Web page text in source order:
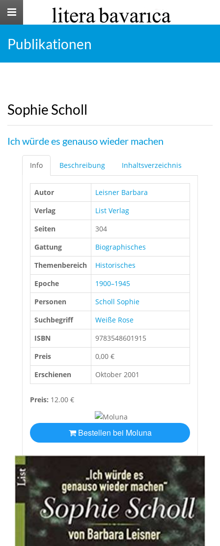
Toggle
Publikationen
Sophie Scholl
Ich würde es genauso wieder machen
Info Beschreibung Inhaltsverzeichnis
Autor
Leisner Barbara
Verlag
List Verlag
Seiten
304
Gattung
Biographisches
Themenbereich
Historisches
Epoche
1900–1945
Personen
Scholl Sophie
Suchbegriff
Weiße Rose
ISBN
9783548601915
Preis
0,00 €
Erschienen
Oktober 2001
Preis: 12.00 €
Bestellen bei Moluna